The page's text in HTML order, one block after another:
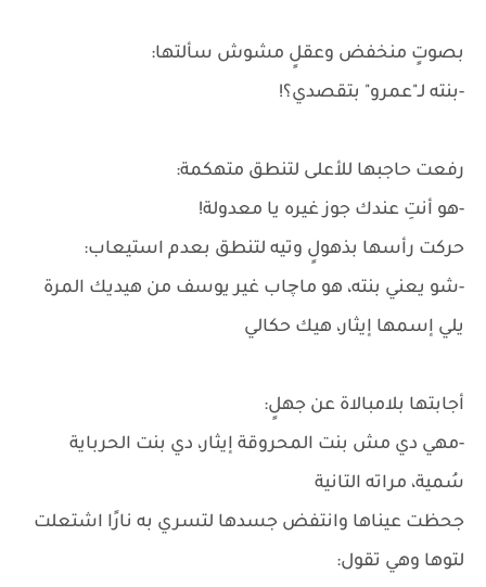
بصوتٍ منخفض وعقلٍ مشوش سألتها:
-بنته لـ"عمرو" بتقصدي؟!
رفعت حاجبها للأعلى لتنطق متهكمة:
-هو أنتِ عندك جوز غيره يا معدولة!
حركت رأسها بذهولٍ وتيه لتنطق بعدم استيعاب:
-شو يعني بنته، هو ماچاب غير يوسف من هيديك المرة
يلي إسمها إيثار، هيك حكالي
أجابتها بلامبالاة عن جهلٍ:
-مهي دي مش بنت المحروقة إيثار، دي بنت الحرباية
سُمية، مراته التانية
جحظت عيناها وانتفض جسدها لتسري به نارًا اشتعلت
لتوها وهي تقول: